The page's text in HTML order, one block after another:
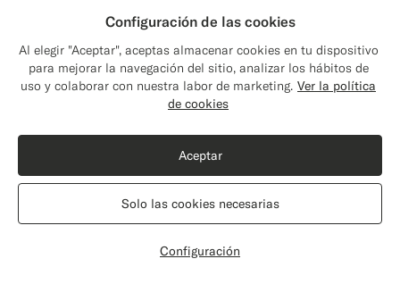
Configuración de las cookies
Al elegir "Aceptar", aceptas almacenar cookies en tu dispositivo
para mejorar la navegación del sitio, analizar los hábitos de
uso y colaborar con nuestra labor de marketing. Ver la política
de cookies
Configuración
Solo las cookies necesarias
Aceptar